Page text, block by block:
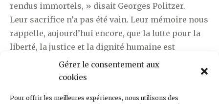
Gérer le consentement aux
cookies
Pour offrir les meilleures expériences, nous utilisons des
rendus immortels, » disait Georges Politzer.
Leur sacrifice n’a pas été vain. Leur mémoire nous
rappelle, aujourd’hui encore, que la lutte pour la
liberté, la justice et la dignité humaine est
toujours d’actualité. Rendons hommage à ces
héros et continuons leur combat pour un monde
Ne les oublions jamais.